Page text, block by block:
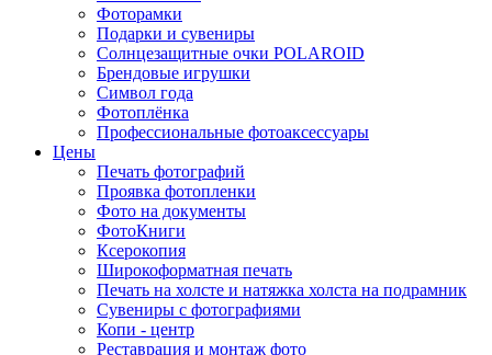
Фоторамки
Подарки и сувениры
Солнцезащитные очки POLAROID
Брендовые игрушки
Символ года
Фотоплёнка
Профессиональные фотоаксессуары
Цены
Печать фотографий
Проявка фотопленки
Фото на документы
ФотоКниги
Ксерокопия
Широкоформатная печать
Печать на холсте и натяжка холста на подрамник
Сувениры с фотографиями
Копи - центр
Реставрация и монтаж фото